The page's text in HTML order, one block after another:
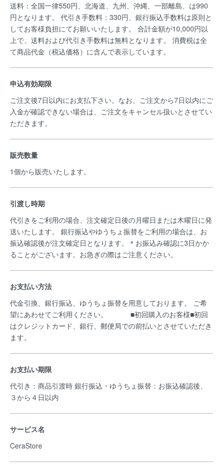
送料：全国一律550円、北海道、九州、沖縄、一部離島、は990
円となります。 代引き手数料：330円、銀行振込手数料は原則と
してお客様負担にてお願いいたします。 合計金額が10,000円以
上で、送料および代引き手数料は無料となります。 消費税は全
て商品代金（税込価格）に含んで表示しています。
申込有効期限
ご注文後7日以内にお支払下さい。なお、ご注文から7日以内にご
入金が確認できない場合は、ご注文をキャンセル扱いとさせてい
ただきます。
販売数量
1個から販売いたします。
引渡し時期
代引きをご利用の場合、注文確定日後の月曜日または木曜日に発
送いたします。 銀行振込やゆうちょ振替をご利用の場合は、お
振込確認後が注文確定日となります。＊お振込み確認に3日かか
ることがございます。お急ぎの際はご注意ください。
お支払い方法
代金引換、銀行振込、ゆうちょ振替を用意しております。 ご希
望にあわせてご利用ください。 ■初回購入のお客様■初回
はクレジットカード、銀行、郵便局での前払いとさせていただき
ます。
お支払い期限
代引き：商品引渡時 銀行振込・ゆうちょ振替：お振込確認後、
３から４日以内
サービス名
CeraStore